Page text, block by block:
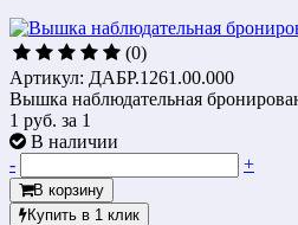
(0)
Артикул: ДАБР.1261.00.000
Вышка наблюдательная
1 руб. за 1
В наличии
-
+
В корзину
Купить в 1 клик